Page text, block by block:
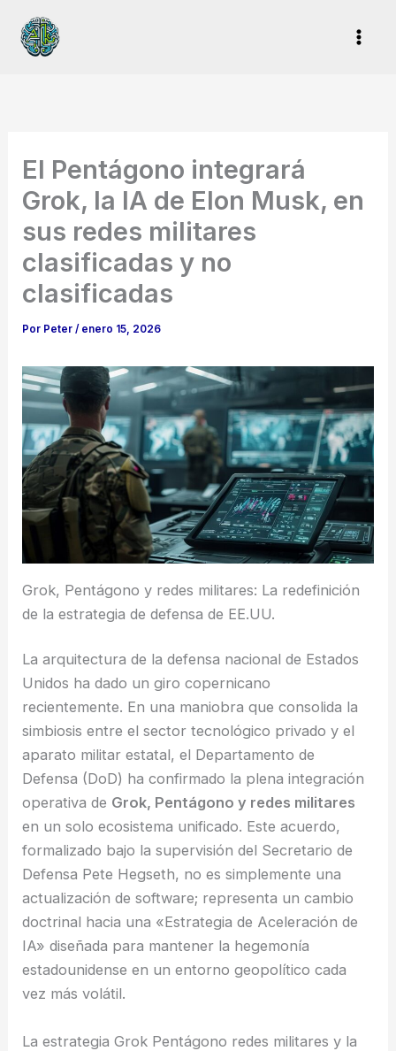
contenido
El Pentágono integrará
Grok, la IA de Elon Musk, en
sus redes militares
clasificadas y no
clasificadas
Por Peter/ enero 15, 2026
Grok, Pentágono y redes militares: La redefinición
de la estrategia de defensa de EE.UU.
La arquitectura de la defensa nacional de Estados
Unidos ha dado un giro copernicano
recientemente. En una maniobra que consolida la
simbiosis entre el sector tecnológico privado y el
aparato militar estatal, el Departamento de
Defensa (DoD) ha confirmado la plena integración
operativa de Grok, Pentágono y redes militares
en un solo ecosistema unificado. Este acuerdo,
formalizado bajo la supervisión del Secretario de
Defensa Pete Hegseth, no es simplemente una
actualización de software; representa un cambio
doctrinal hacia una «Estrategia de Aceleración de
IA» diseñada para mantener la hegemonía
estadounidense en un entorno geopolítico cada
vez más volátil.
La estrategia Grok Pentágono redes militares y la